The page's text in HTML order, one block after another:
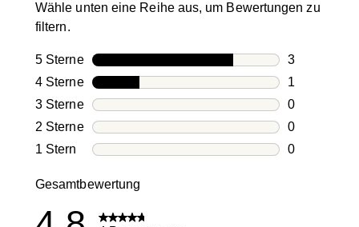
Wähle unten eine Reihe aus, um Bewertungen zu
filtern.
5 SterneSterne
3
3
4 SterneSterne
1
1
3 SterneSterne
0
0
2 SterneSterne
0
0
1 Stern Sterne
0
Gesamtbewertung